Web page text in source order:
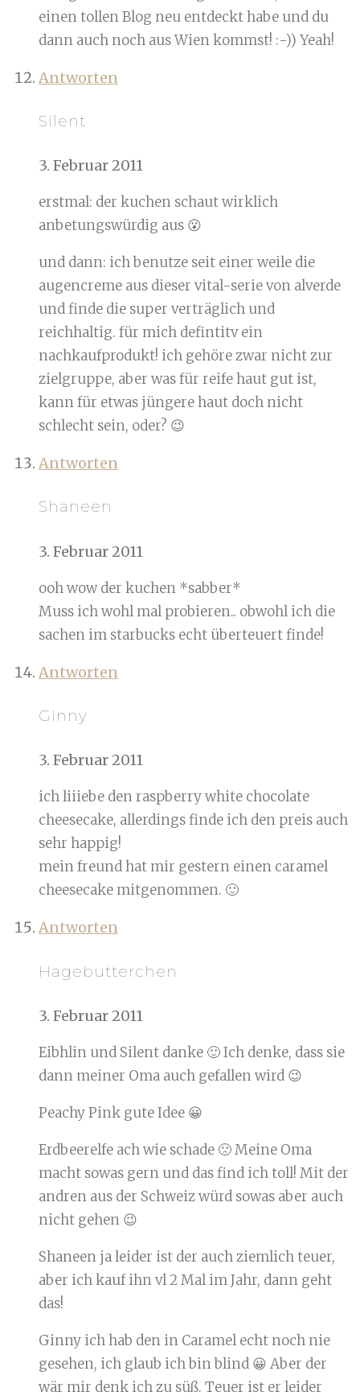
einen tollen Blog neu entdeckt habe und du
dann auch noch aus Wien kommst! :-)) Yeah!
Antworten
Silent
3. Februar 2011
erstmal: der kuchen schaut wirklich
anbetungswürdig aus 😮
und dann: ich benutze seit einer weile die
augencreme aus dieser vital-serie von alverde
und finde die super verträglich und
reichhaltig. für mich defintitv ein
nachkaufprodukt! ich gehöre zwar nicht zur
zielgruppe, aber was für reife haut gut ist,
kann für etwas jüngere haut doch nicht
schlecht sein, oder? 😉
Antworten
Shaneen
3. Februar 2011
ooh wow der kuchen *sabber*
Muss ich wohl mal probieren.. obwohl ich die
sachen im starbucks echt überteuert finde!
Antworten
Ginny
3. Februar 2011
ich liiiebe den raspberry white chocolate
cheesecake, allerdings finde ich den preis auch
sehr happig!
mein freund hat mir gestern einen caramel
cheesecake mitgenommen. 🙂
Antworten
Hagebutterchen
3. Februar 2011
Eibhlin und Silent danke 🙂 Ich denke, dass sie
dann meiner Oma auch gefallen wird 😉
Peachy Pink gute Idee 😀
Erdbeerelfe ach wie schade 🙁 Meine Oma
macht sowas gern und das find ich toll! Mit der
andren aus der Schweiz würd sowas aber auch
nicht gehen 😉
Shaneen ja leider ist der auch ziemlich teuer,
aber ich kauf ihn vl 2 Mal im Jahr, dann geht
das!
Ginny ich hab den in Caramel echt noch nie
gesehen, ich glaub ich bin blind 😀 Aber der
wär mir denk ich zu süß. Teuer ist er leider